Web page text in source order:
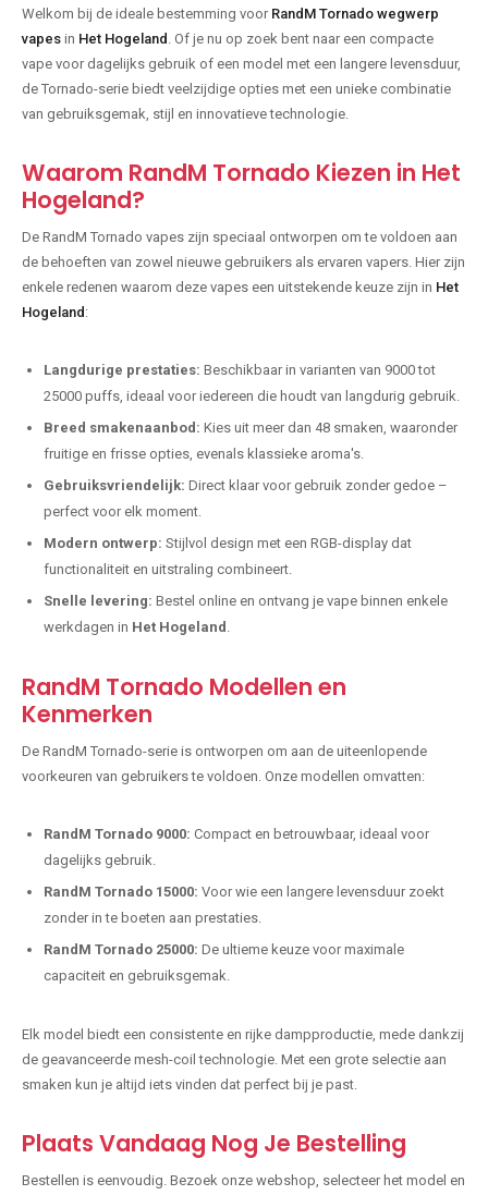
Welkom bij de ideale bestemming voor RandM Tornado wegwerp
vapes in Het Hogeland . Of je nu op zoek bent naar een compacte
vape voor dagelijks gebruik of een model met een langere levensduur,
de Tornado-serie biedt veelzijdige opties met een unieke combinatie
van gebruiksgemak, stijl en innovatieve technologie.
Waarom RandM Tornado Kiezen in Het
Hogeland?
De RandM Tornado vapes zijn speciaal ontworpen om te voldoen aan
de behoeften van zowel nieuwe gebruikers als ervaren vapers. Hier zijn
enkele redenen waarom deze vapes een uitstekende keuze zijn in Het
Hogeland:
Langdurige prestaties: Beschikbaar in varianten van 9000 tot
25000 puffs, ideaal voor iedereen die houdt van langdurig gebruik.
Breed smakenaanbod: Kies uit meer dan 48 smaken, waaronder
fruitige en frisse opties, evenals klassieke aroma's.
Gebruiksvriendelijk: Direct klaar voor gebruik zonder gedoe –
perfect voor elk moment.
Modern ontwerp: Stijlvol design met een RGB-display dat
functionaliteit en uitstraling combineert.
Snelle levering: Bestel online en ontvang je vape binnen enkele
werkdagen in Het Hogeland
RandM Tornado Modellen en
Kenmerken
De RandM Tornado-serie is ontworpen om aan de uiteenlopende
voorkeuren van gebruikers te voldoen. Onze modellen omvatten:
RandM Tornado 9000: Compact en betrouwbaar, ideaal voor
dagelijks gebruik.
RandM Tornado 15000: Voor wie een langere levensduur zoekt
zonder in te boeten aan prestaties.
RandM Tornado 25000: De ultieme keuze voor maximale
capaciteit en gebruiksgemak.
Elk model biedt een consistente en rijke dampproductie, mede dankzij
de geavanceerde mesh-coil technologie. Met een grote selectie aan
smaken kun je altijd iets vinden dat perfect bij je past.
Plaats Vandaag Nog Je Bestelling
Bestellen is eenvoudig. Bezoek onze webshop, selecteer het model en